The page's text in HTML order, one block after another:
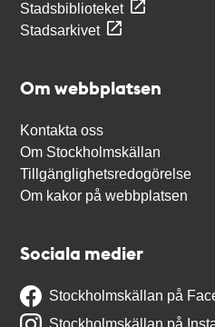
Stadsbiblioteket
Stadsarkivet
Om webbplatsen
Kontakta oss
Om Stockholmskällan
Tillgänglighetsredogörelse
Om kakor på webbplatsen
Sociala medier
Stockholmskällan på
Stockholmskällan på